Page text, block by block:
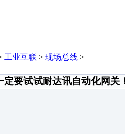
工业互联 > 现场总线 >
要试试耐达讯自动化网关